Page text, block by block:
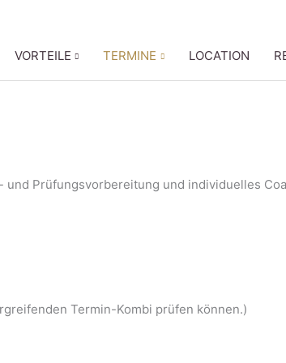
VORTEILE TERMINE LOCATION
Prüfungsvorbereitung und individuelles
Termin-Kombi prüfen können.)